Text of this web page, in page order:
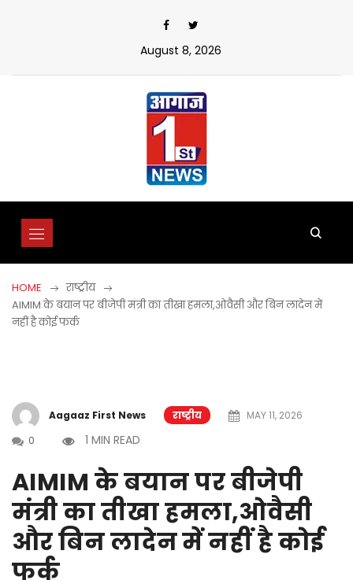
August 8, 2026
HOME
राष्ट्रीय
AIMIM के बयान पर बीजेपी मंत्री का तीखा हमला,ओवैसी और बिन लादेन में
नहीं है कोई फर्क
Aagaaz First News राष्ट्रीय
MAY 11, 2026
0
1 MIN READ
AIMIM के बयान पर बीजेपी
मंत्री का तीखा हमला,ओवैसी
और बिन लादेन में नहीं है कोई
फर्क